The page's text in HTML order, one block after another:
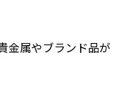
金属やブランド品が